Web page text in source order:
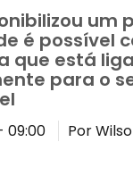
um
é possível
que está
para o
09:00 Por